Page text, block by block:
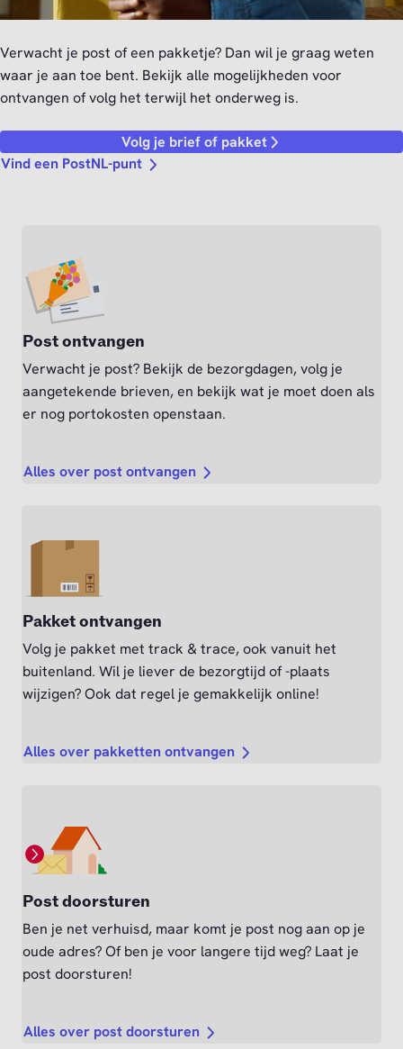
Verwacht je post of een pakketje? Dan wil je graag weten
waar je aan toe bent. Bekijk alle mogelijkheden voor
ontvangen of volg het terwijl het onderweg is.
Volg je brief of pakket
Vind een PostNL-punt
Post ontvangen
Verwacht je post? Bekijk de bezorgdagen, volg je
aangetekende brieven, en bekijk wat je moet doen als
er nog portokosten openstaan.
Alles over post ontvangen
Pakket ontvangen
Volg je pakket met track & trace, ook vanuit het
buitenland. Wil je liever de bezorgtijd of -plaats
wijzigen? Ook dat regel je gemakkelijk online!
Alles over pakketten ontvangen
Post doorsturen
Ben je net verhuisd, maar komt je post nog aan op je
oude adres? Of ben je voor langere tijd weg? Laat je
post doorsturen!
Alles over post doorsturen